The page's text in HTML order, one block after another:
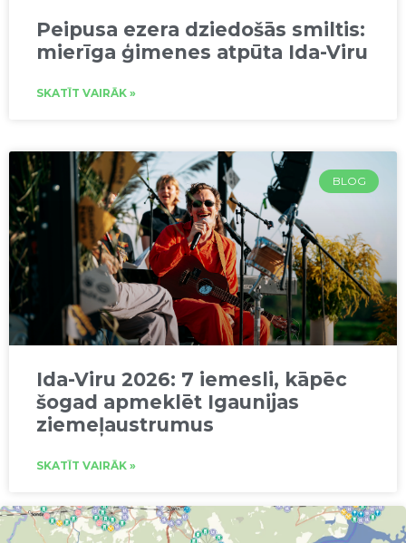
Peipusa ezera dziedošās smiltis:
mierīga ģimenes atpūta Ida-Viru
SKATĪT VAIRĀK »
BLOG
Ida-Viru 2026: 7 iemesli, kāpēc
šogad apmeklēt Igaunijas
ziemeļaustrumus
SKATĪT VAIRĀK »